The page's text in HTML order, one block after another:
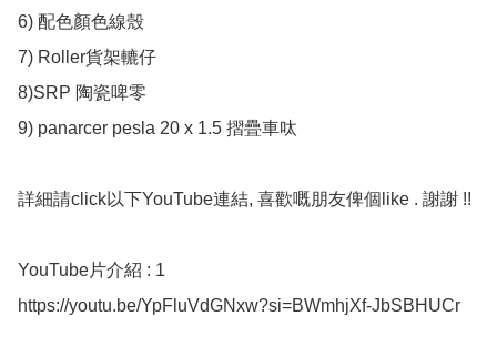
6) 配色顏色線殼
7) Roller貨架轆仔
8)SRP 陶瓷啤零
9) panarcer pesla 20 x 1.5 摺疊車呔
詳細請click以下YouTube連結, 喜歡嘅朋友俾個like . 謝謝 !!
YouTube片介紹 : 1
https://youtu.be/YpFluVdGNxw?si=BWmhjXf-JbSBHUCr